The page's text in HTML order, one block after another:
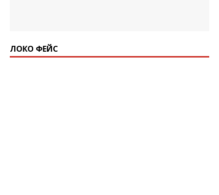
ЛОКО ФЕЙС